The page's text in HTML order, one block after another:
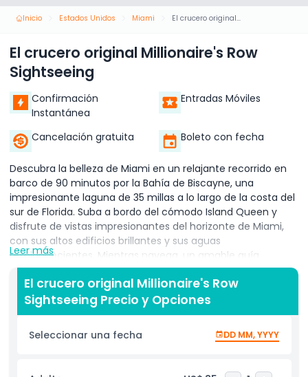
Inicio Estados Unidos Miami El crucero original Millionaire's Row Sightseeing
El crucero original Millionaire's Row
Sightseeing
Confirmación
Instantánea
Entradas Móviles
Cancelación gratuita Boleto con fecha
Descubra la belleza de Miami en un relajante recorrido en
barco de 90 minutos por la Bahía de Biscayne, una
impresionante laguna de 35 millas a lo largo de la costa del
sur de Florida. Suba a bordo del cómodo Island Queen y
disfrute de vistas impresionantes del horizonte de Miami,
con sus altos edificios brillantes y sus aguas
resplandecientes. Mientras navega, un amable guía
bilingüe comparte historias interesantes sobre la historia, la
cultura y los famosos puntos de referencia de Miami.
Pasará por las lujosas mansiones de Millionaire’s Row, donde
viven celebridades y la élite de Miami, y verá lugares
exclusivos como Fisher Island y el concurrido Puerto de
Miami. Este paseo en barco escénico es perfecto para
Sienta el cálido sol y la brisa marina mientras se desliza
Leer más
El crucero original Millionaire's Row
Sightseeing Precio y Opciones
Seleccionar una fecha DD MM, YYYY